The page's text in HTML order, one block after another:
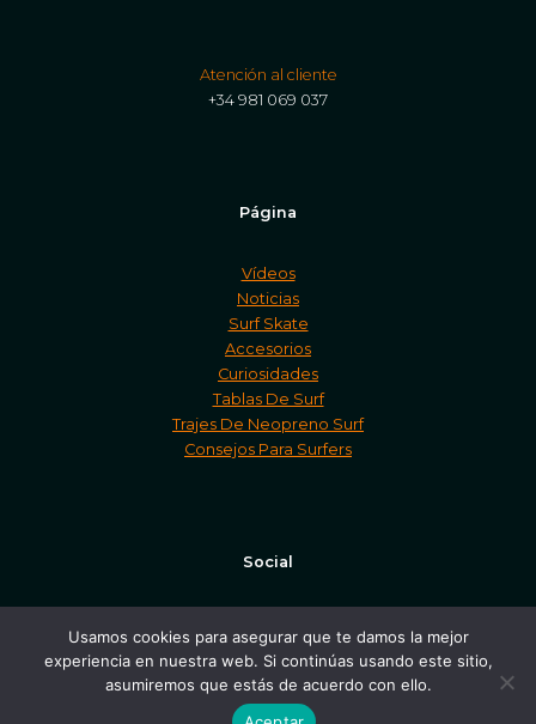
Atención al cliente
+34 981 069 037
Página
Vídeos
Noticias
Surf Skate
Accesorios
Curiosidades
Tablas De Surf
Trajes De Neopreno Surf
Consejos Para Surfers
Social
Twitter
Instagram
Usamos cookies para asegurar que te damos la mejor
experiencia en nuestra web. Si continúas usando este sitio,
asumiremos que estás de acuerdo con ello.